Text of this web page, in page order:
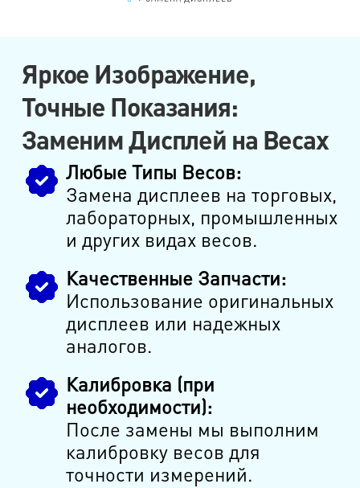
Яркое Изображение,
Точные Показания:
Заменим Дисплей на Весах
Любые Типы Весов:
Замена дисплеев на торговых,
лабораторных, промышленных
и других видах весов.
Качественные Запчасти:
Использование оригинальных
дисплеев или надежных
аналогов.
Калибровка (при
необходимости):
После замены мы выполним
калибровку весов для
точности измерений.